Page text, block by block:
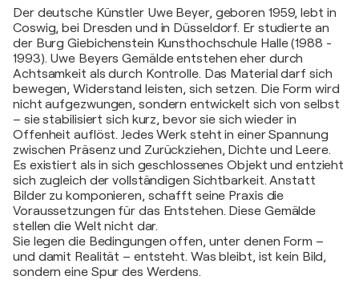
Der deutsche Künstler Uwe Beyer, geboren 1959, lebt in
Coswig, bei Dresden und in Düsseldorf. Er studierte an
der Burg Giebichenstein Kunsthochschule Halle (1988 -
1993). Uwe Beyers Gemälde entstehen eher durch
Achtsamkeit als durch Kontrolle. Das Material darf sich
bewegen, Widerstand leisten, sich setzen. Die Form wird
nicht aufgezwungen, sondern entwickelt sich von selbst
– sie stabilisiert sich kurz, bevor sie sich wieder in
Offenheit auflöst. Jedes Werk steht in einer Spannung
zwischen Präsenz und Zurückziehen, Dichte und Leere.
Es existiert als in sich geschlossenes Objekt und entzieht
sich zugleich der vollständigen Sichtbarkeit. Anstatt
Bilder zu komponieren, schafft seine Praxis die
Voraussetzungen für das Entstehen. Diese Gemälde
stellen die Welt nicht dar.
Sie legen die Bedingungen offen, unter denen Form –
und damit Realität – entsteht. Was bleibt, ist kein Bild,
sondern eine Spur des Werdens.